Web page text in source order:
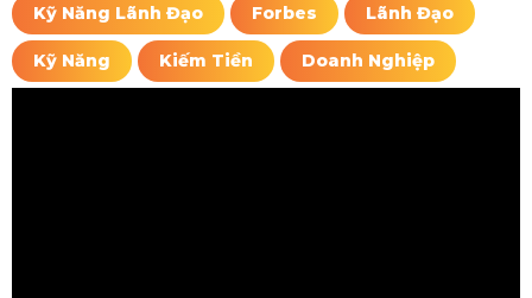
Kỹ Năng Lãnh Đạo Forbes Lãnh Đạo
Kỹ Năng Kiếm Tiền Doanh Nghiệp